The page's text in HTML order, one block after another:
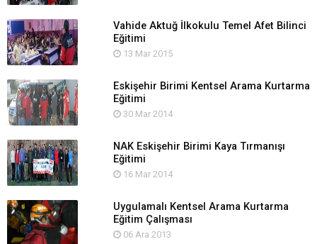
Vahide Aktuğ İlkokulu Temel Afet Bilinci
Eğitimi
13 Mar 2015
Eskişehir Birimi Kentsel Arama Kurtarma
Eğitimi
30 Mar 2014
NAK Eskişehir Birimi Kaya Tırmanışı
Eğitimi
16 Mar 2014
Uygulamalı Kentsel Arama Kurtarma
Eğitim Çalışması
06 Ara 2013